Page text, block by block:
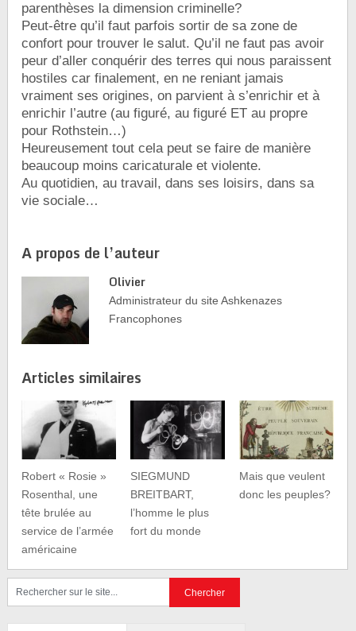
parenthèses la dimension criminelle?
Peut-être qu’il faut parfois sortir de sa zone de
confort pour trouver le salut. Qu’il ne faut pas avoir
peur d’aller conquérir des terres qui nous paraissent
hostiles car finalement, en ne reniant jamais
vraiment ses origines, on parvient à s’enrichir et à
enrichir l’autre (au figuré, au figuré ET au propre
pour Rothstein…)
Heureusement tout cela peut se faire de manière
beaucoup moins caricaturale et violente.
Au quotidien, au travail, dans ses loisirs, dans sa
vie sociale…
A propos de l’auteur
Olivier
Administrateur du site Ashkenazes
Francophones
Articles similaires
Robert « Rosie »
Rosenthal, une
tête brulée au
service de l’armée
américaine
SIEGMUND
BREITBART,
l’homme le plus
fort du monde
Mais que veulent
donc les peuples?